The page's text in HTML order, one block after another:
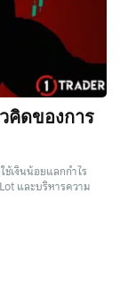
คิดของการ
เงินน้อยแลกกำไร
และบริหารความ